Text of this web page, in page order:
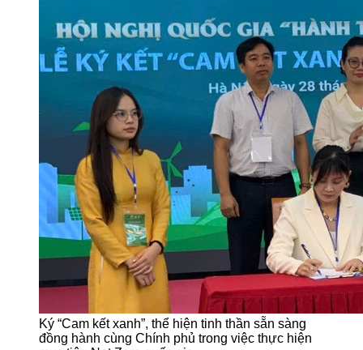
Ký “Cam kết xanh”, thể hiện tinh thần sẵn sàng
đồng hành cùng Chính phủ trong việc thực hiện